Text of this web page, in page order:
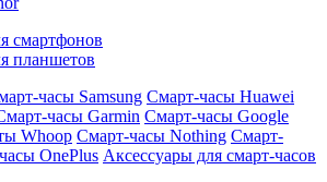
смартфонов
планшетов
часы Samsung Смарт-часы Huawei
часы Garmin Смарт-часы Google
Whoop Смарт-часы Nothing Смарт-
OnePlus Аксессуары для смарт-часов